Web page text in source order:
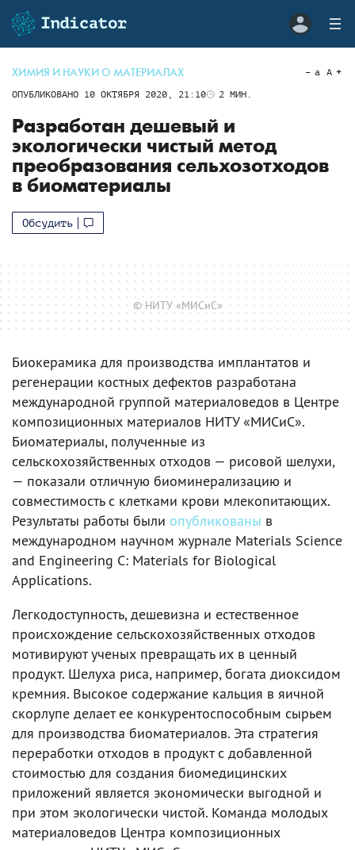
ХИМИЯ И НАУКИ О МАТЕРИАЛАХ
ОПУБЛИКОВАНО 10 ОКТЯБРЯ 2020, 21:10 2 МИН.
a A
Разработан дешевый и
экологически чистый метод
преобразования сельхозотходов
в биоматериалы
Обсудить
© НИТУ «МИСиС»
Биокерамика для производства имплантатов и
регенерации костных дефектов разработана
международной группой материаловедов в Центре
композиционных материалов НИТУ «МИСиС».
Биоматериалы, полученные из
сельскохозяйственных отходов — рисовой шелухи,
— показали отличную биоминерализацию и
совместимость с клетками крови млекопитающих.
Результаты работы были опубликованы в
международном научном журнале Materials Science
and Engineering C: Materials for Biological
Applications.
Легкодоступность, дешевизна и естественное
происхождение сельскохозяйственных отходов
мотивируют ученых превращать их в ценный
продукт. Шелуха риса, например, богата диоксидом
кремния. Высокое содержание кальция в яичной
скорлупе делает ее конкурентоспособным сырьем
для производства биоматериалов. Эта стратегия
переработки отходов в продукт с добавленной
стоимостью для создания биомедицинских
приложений является экономически выгодной и
при этом экологически чистой. Команда молодых
материаловедов Центра композиционных